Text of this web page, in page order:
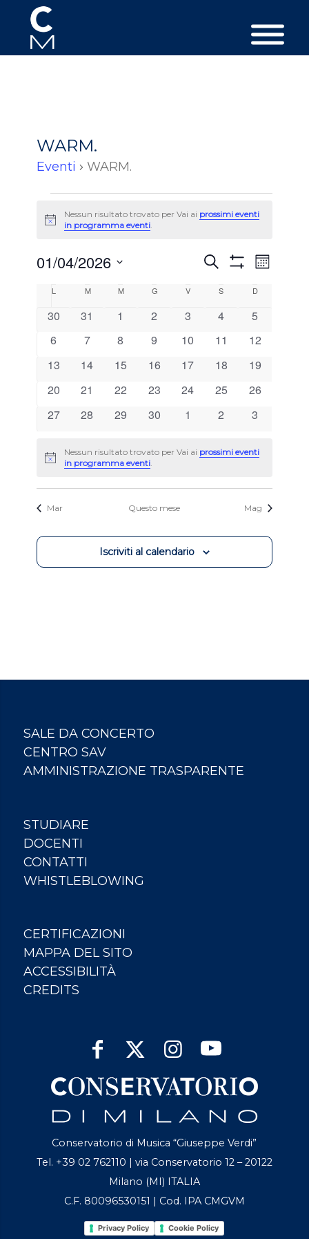
WARM.
Eventi WARM.
Avviso
Nessun risultato trovato per Vai ai prossimi eventi
in programma eventi.
Eventi
viste
Cerca
Mese
01/04/2026
Calendario
di
Eventi
L LUNEDÌ
M MARTEDÌ
M MERCOLEDÌ
G GIOVEDÌ
V VENERDÌ
S SABATO
D
0
30
0
31
0
1
0
2
0
3
0
4
0
5
0
6
0
7
0
8
0
9
0
10
0
11
0
12
0
13
0
14
0
15
0
16
0
17
0
18
0
19
0
20
0
21
0
22
0
23
0
24
0
25
0
26
0
27
0
28
0
29
0
30
0
1
0
2
0
3
Avviso
Nessun risultato trovato per Vai ai prossimi eventi
in programma eventi.
Mar Questo mese Mag
Iscriviti al calendario
SALE DA CONCERTO
CENTRO SAV
AMMINISTRAZIONE TRASPARENTE
STUDIARE
DOCENTI
CONTATTI
WHISTLEBLOWING
CERTIFICAZIONI
MAPPA DEL SITO
ACCESSIBILITÀ
CREDITS
Conservatorio di Musica “Giuseppe Verdi”
Tel. +39 02 762110 | via Conservatorio 12 – 20122
Milano (MI) ITALIA
C.F. 80096530151 | Cod. IPA CMGVM
Privacy Policy Cookie Policy